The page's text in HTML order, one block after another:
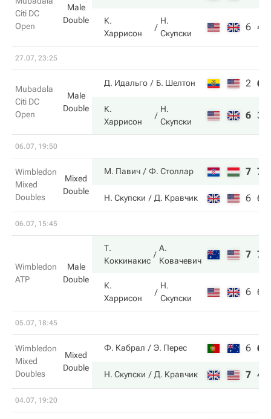
Citi DC
Open
Male
Double
К.
Харрисон
Н.
Скупски
6 4
27.07, 23:25
Mubadala
Citi DC
Open
Male
Double
Д. Идальго Б. Шелтон 2 6
К.
Харрисон
Н.
Скупски
6 3
06.07, 19:50
Wimbledon
Mixed
Doubles
Mixed
Double
М. Павич Ф. Столлар 7 7
Н. Скупски Д. Кравчик 6 6
06.07, 15:45
Wimbledon
ATP
Male
Double
Т.
Коккинакис
А.
Ковачевич
7 7
К.
Харрисон
Н.
Скупски
6 6
05.07, 18:45
Wimbledon
Mixed
Doubles
Mixed
Double
Ф. Кабрал Э. Перес 6 6
Н. Скупски Д. Кравчик 7 4
04.07, 19:20